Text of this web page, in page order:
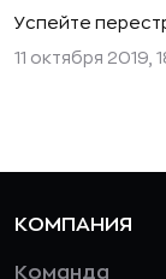
Успейте
11 октября 2019,
КОМПАНИЯ
Команда